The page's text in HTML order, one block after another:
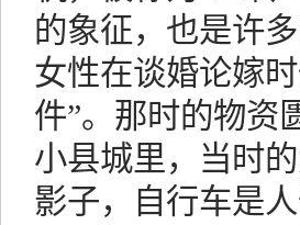
的象征，也是许
女性在谈婚论嫁
件”。那时的物资
小县城里，当时
影子，自行车是